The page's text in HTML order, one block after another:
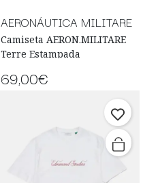
AERONÁUTICA MILITARE
Camiseta AERON.MILITARE
Terre Estampada
69,00€